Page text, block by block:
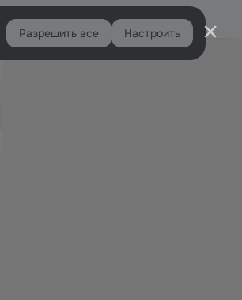
Войти
Разрешить все Настроить